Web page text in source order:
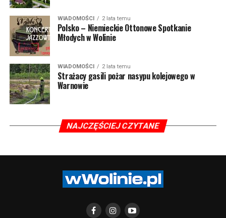
WIADOMOŚCI 2 lata temu
Polsko – Niemieckie Ottonowe Spotkanie
Młodych w Wolinie
WIADOMOŚCI 2 lata temu
Strażacy gasili pożar nasypu kolejowego w
Warnowie
NAJCZĘŚCIEJ CZYTANE